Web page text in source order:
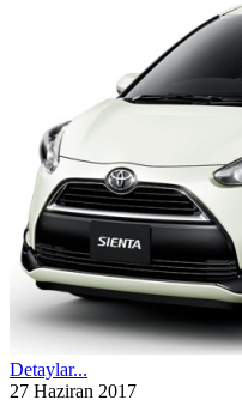
Detaylar...
27 Haziran 2017